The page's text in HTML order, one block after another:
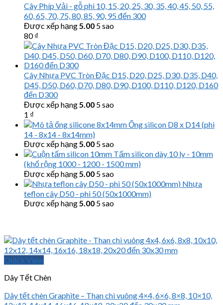
Cây Phíp Vải - gỗ phi 10, 15, 20, 25, 30, 35, 40, 45, 50, 55,
60, 65, 70, 75, 80, 85, 90, 95 đến 300
Được xếp hạng5.00 5 sao
80₫
Cây Nhựa PVC Tròn Đặc D15, D20, D25, D30, D35, D40,
D45, D50, D60, D70, D80, D90, D100, D110, D120, D160
đến D300
Được xếp hạng5.00 5 sao
1 ₫
Ống silicon D8 x D14 (phi
14 - 8x14 - 8x14mm)
Được xếp hạng5.00 5 sao
Tấm silicon dày 10 ly - 10mm
(khổ rộng 1000 - 1200 - 1500 mm)
Được xếp hạng5.00 5 sao
Nhựa
teflon cây D50 - phi 50 (50x1000mm)
Được xếp hạng5.00 5 sao
Quick View
Dây Tết Chèn
Dây tết chèn Graphite – Than chì vuông 4×4, 6×6, 8×8, 10×10,